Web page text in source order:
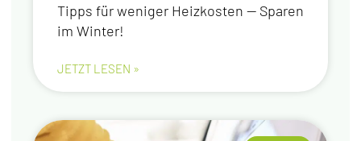
Tipps für weni­ger Heiz­kos­ten — Spa­ren
im Winter!
JETZT LESEN »